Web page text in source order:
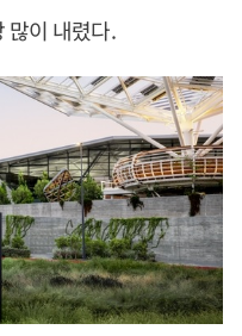
많이 내렸다.